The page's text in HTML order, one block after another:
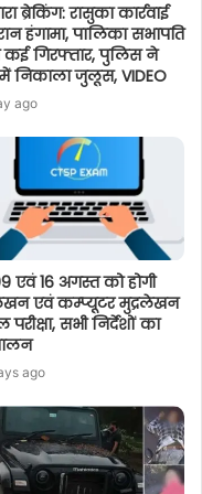
ब्रेकिंग: रासुका कार्रवाई
हंगामा, पालिका सभापति
कई गिरफ्तार, पुलिस ने
निकाला जुलूस, VIDEO
ago
एवं 16 अगस्त को होगी
एवं कम्प्यूटर मुद्रलेखन
सभी निर्देशों का
ago